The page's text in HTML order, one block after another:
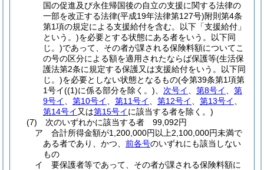
国の促進及び永住帰国後の自立の支援に関する法律の
一部を改正する法律(平成19年法律第127号)附則第4条
第1項の規定による支援給付を含む。以下「支援給付」
という。)を必要とする状態にある者をいう。以下同
じ。)であって、その者が課される保険料額についてこ
の号の区分による額を適用されたならば保護等(生活保
護法第2条に規定する保護又は支援給付をいう。以下同
じ。)を必要としない状態となるもの(令第39条第1項第
1号イ((1)に係る部分を除く。) 次号イ 第8号イ
第
9号イ
第10号イ 第11号イ 第12号イ 第13号イ
第14号イ 又は第15号イに該当する者を除く。)
(7)
次のいずれかに該当する者 99,092円
ア
合計所得金額が1,200,000円以上2,100,000円未満で
ある者であり、かつ、 前各号のいずれにも該当しない
もの
イ
要保護者等であって、その者が課される保険料額に